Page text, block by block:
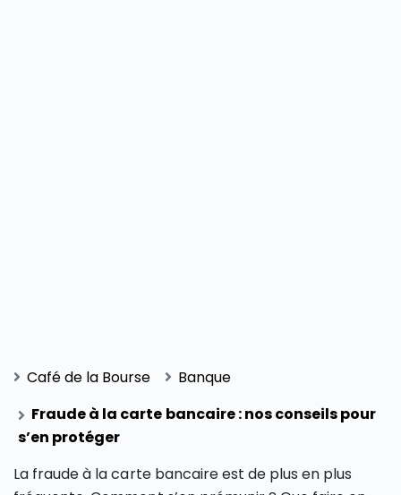
Café de la Bourse
Banque
Fraude à la carte bancaire : nos conseils pour
s’en protéger
La fraude à la carte bancaire est de plus en plus